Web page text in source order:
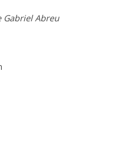
Gabriel Abreu